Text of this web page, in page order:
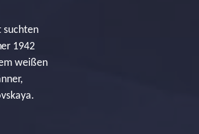
suchten
1942
weißen